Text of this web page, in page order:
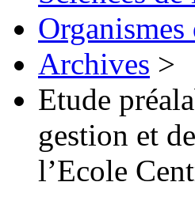
Archives >
Etude
gestion et
l’Ecole